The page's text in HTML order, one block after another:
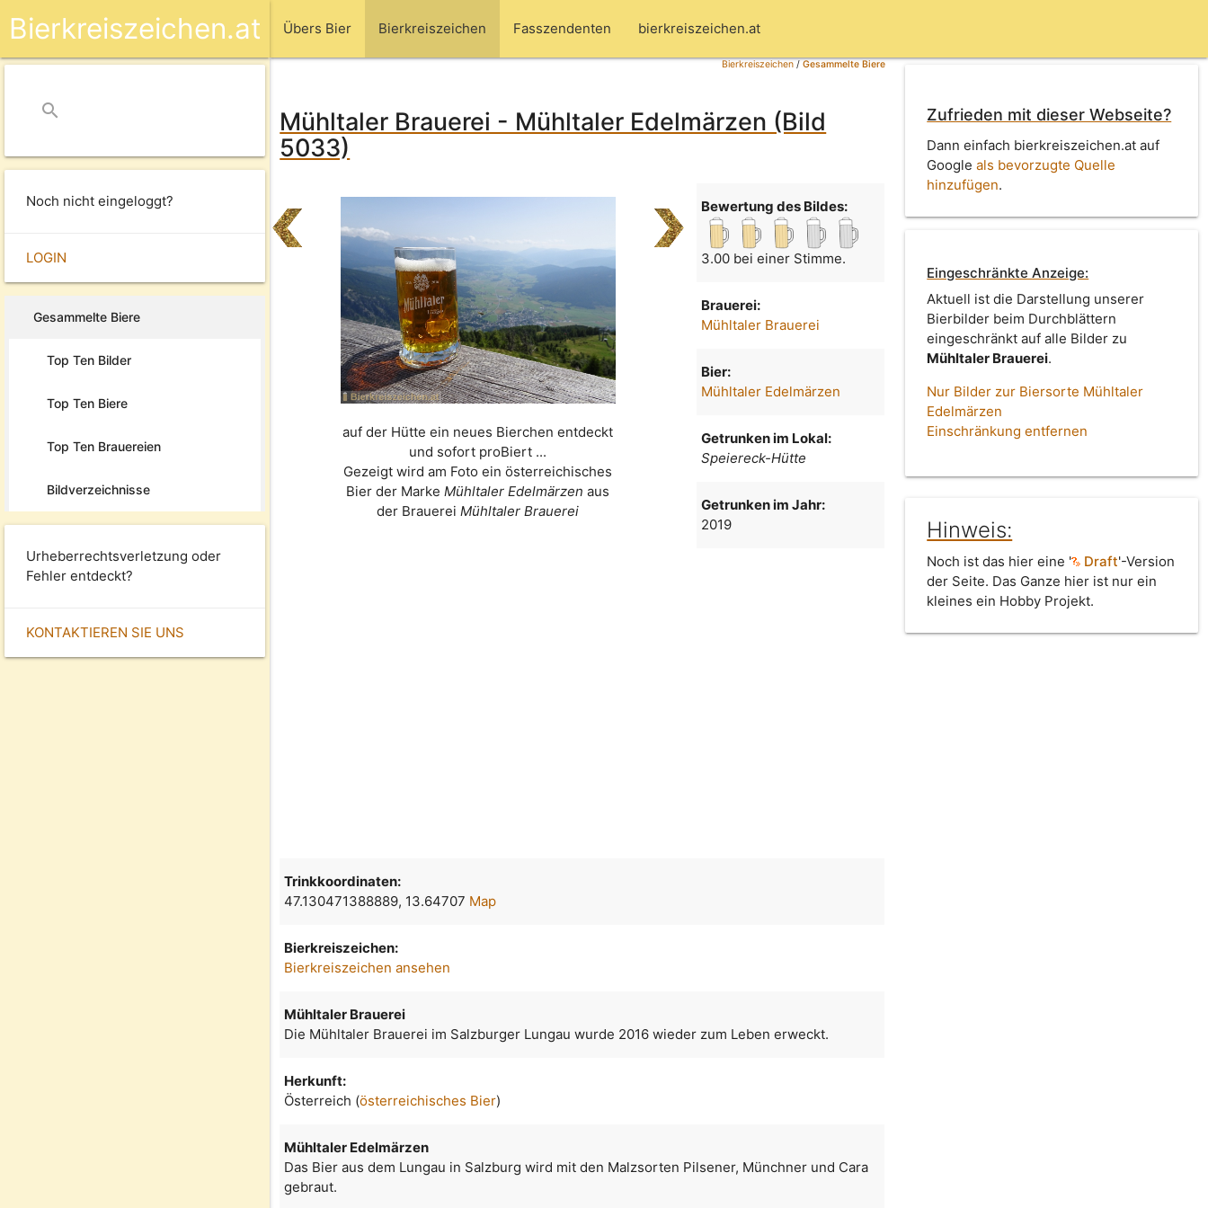
Übers Bier Bierkreiszeichen Fasszendenten bierkreiszeichen.at
Bierkreiszeichen.at
search
Noch nicht eingeloggt?
LOGIN
Gesammelte Biere
Top Ten Bilder
Top Ten Biere
Top Ten Brauereien
Bildverzeichnisse
Urheberrechtsverletzung oder
Fehler entdeckt?
KONTAKTIEREN SIE UNS
Bierkreiszeichen/Gesammelte Biere
Mühltaler Brauerei - Mühltaler Edelmärzen (Bild
5033)
auf der Hütte ein neues Bierchen entdeckt
und sofort proBiert ...
Gezeigt wird am Foto ein österreichisches
Bier der MarkeMühltaler Edelmärzen aus
der BrauereiMühltaler Brauerei
Bewertung des Bildes:
3.00 bei einer Stimme.
Brauerei:
Mühltaler Brauerei
Bier:
Mühltaler Edelmärzen
Getrunken im Lokal:
Speiereck-Hütte
Getrunken im Jahr:
2019
Zufrieden mit dieser Webseite?
Dann einfach bierkreiszeichen.at auf
Googleals bevorzugte Quelle
hinzufügen.
Eingeschränkte Anzeige:
Aktuell ist die Darstellung unserer
Bierbilder beim Durchblättern
eingeschränkt auf alle Bilder zu
Mühltaler Brauerei.
Nur Bilder zur Biersorte Mühltaler
Edelmärzen
Einschränkung entfernen
Hinweis:
Noch ist das hier eine ' Draft'-Version
der Seite. Das Ganze hier ist nur ein
kleines ein Hobby Projekt.
Trinkkoordinaten:
47.130471388889, 13.64707 Map
Bierkreiszeichen:
Bierkreiszeichen ansehen
Mühltaler Brauerei
Die Mühltaler Brauerei im Salzburger Lungau wurde 2016 wieder zum Leben erweckt.
Herkunft:
Österreich (österreichisches Bier)
Mühltaler Edelmärzen
Das Bier aus dem Lungau in Salzburg wird mit den Malzsorten Pilsener, Münchner und Cara
gebraut.